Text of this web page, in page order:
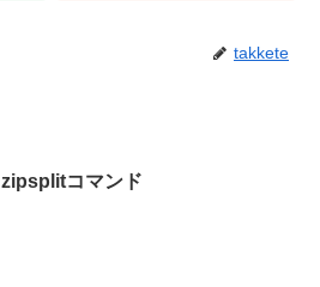
takkete
zipsplitコマンド